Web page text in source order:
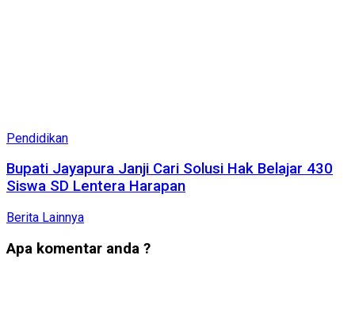
Pendidikan
Bupati Jayapura Janji Cari Solusi Hak Belajar 430
Siswa SD Lentera Harapan
Berita Lainnya
Apa komentar anda ?